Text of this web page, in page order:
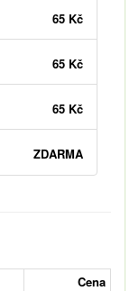
65 Kč
65 Kč
65 Kč
ZDARMA
Cena